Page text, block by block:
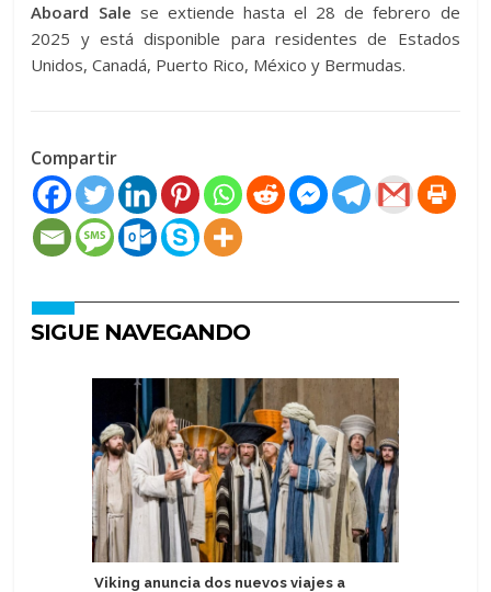
Aboard Sale se extiende hasta el 28 de febrero de
2025 y está disponible para residentes de Estados
Unidos, Canadá, Puerto Rico, México y Bermudas.
Compartir
SIGUE NAVEGANDO
Viking anuncia dos nuevos viajes a